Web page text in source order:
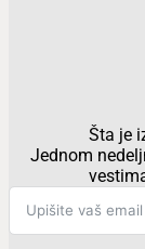
Šta je
Jednom